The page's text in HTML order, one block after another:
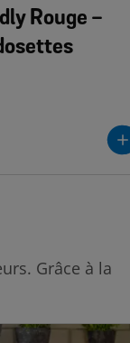
Rouge -
Grâce à la